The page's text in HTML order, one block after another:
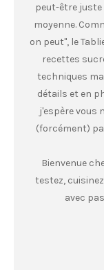
peut-être
moyenne.
on peut", le
recettes
techniques
détails et en
j'espère vous
(forcément)
Bienvenue
testez,
avec